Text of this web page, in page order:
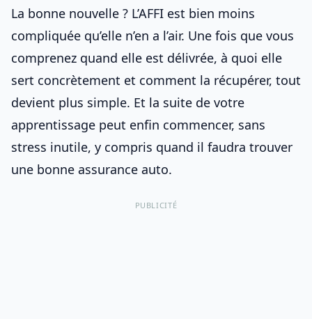
La bonne nouvelle ? L’AFFI est bien moins
compliquée qu’elle n’en a l’air. Une fois que vous
comprenez quand elle est délivrée, à quoi elle
sert concrètement et comment la récupérer, tout
devient plus simple. Et la suite de votre
apprentissage peut enfin commencer, sans
stress inutile, y compris quand il faudra trouver
une bonne assurance auto.
PUBLICITÉ